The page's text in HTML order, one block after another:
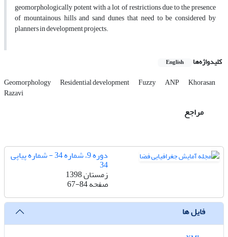
geomorphologically potent with a lot of restrictions due to the presence
of mountainous, hills and sand dunes that need to be considered by
planners in development projects.
کلیدواژه‌ها English
Geomorphology Residential development Fuzzy ANP Khorasan
Razavi
مراجع
دوره 9، شماره 34 - شماره پیاپی
34
زمستان 1398
صفحه67-84
فایل ها